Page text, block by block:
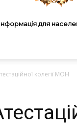
для
колегії МОН